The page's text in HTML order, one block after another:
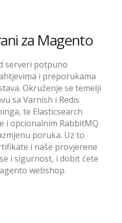
za Magento
serveri potpuno
i preporukama
Okruženje se temelji
sa Varnish i Redis
te Elasticsearch
i opcionalnim RabbitMQ
poruka. Uz to
i naše provjerene
i sigurnost, i dobit ćete
webshop.